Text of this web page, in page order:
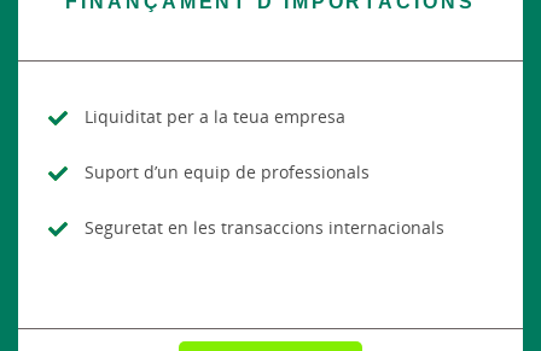
Liquiditat per a la teua empresa
Suport d’un equip de professionals
Seguretat en les transaccions internacionals